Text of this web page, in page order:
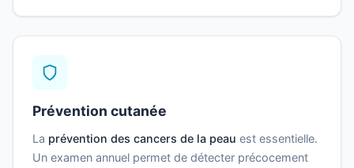
Prévention cutanée
La prévention des cancers de la peau est essentielle.
Un examen annuel permet de détecter précocement